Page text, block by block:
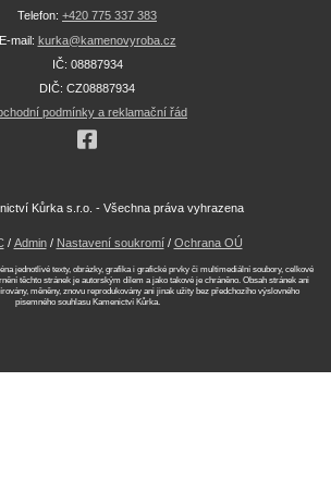
Telefon: +420 775 337 383
E-mail: kurka@kamenovyroba.cz
IČ: 08887934
DIČ: CZ08887934
podmínky a reklamační řád
Kůrka s.r.o. - Všechna práva vyhrazena
/ Admin/ Nastavení soukromí/ Ochrana OÚ
jednotlivé texty, obrázky, grafika i grafické prvky či multimediální soubory, celkové
těchto stránek je autorským dílem a jako takové je chráněno. Obsah stránek ani
měněny, znovu reprodukovány ani jinak užity bez předchozího výslovného
písemného souhlasu Kamenictví Kůrka.